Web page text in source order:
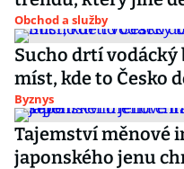
Obchod a služby
Sucho drtí vodácký
míst, kde to Česko
Byznys
Tajemství měnové
japonského jenu